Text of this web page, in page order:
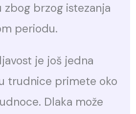
zbog brzog istezanja
periodu.
je još jedna
trudnice primete oko
Dlaka može